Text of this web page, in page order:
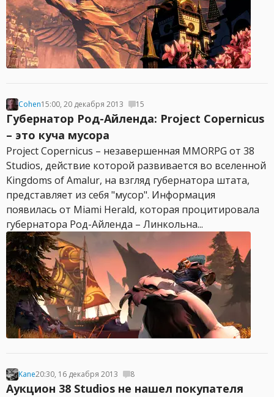
Cohen15:00, 20 декабря 2013 15
Губернатор Род-Айленда: Project Copernicus
– это куча мусора
Project Copernicus – незавершенная MMORPG от 38
Studios, действие которой развивается во вселенной
Kingdoms of Amalur, на взгляд губернатора штата,
представляет из себя "мусор". Информация
появилась от Miami Herald, которая процитировала
губернатора Род-Айленда – Линкольна...
Kane20:30, 16 декабря 2013 8
Аукцион 38 Studios не нашел покупателя